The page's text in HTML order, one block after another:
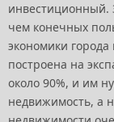
инвестиционный.
чем конечных
экономики
построена на
около 90%, и им
недвижимость, а